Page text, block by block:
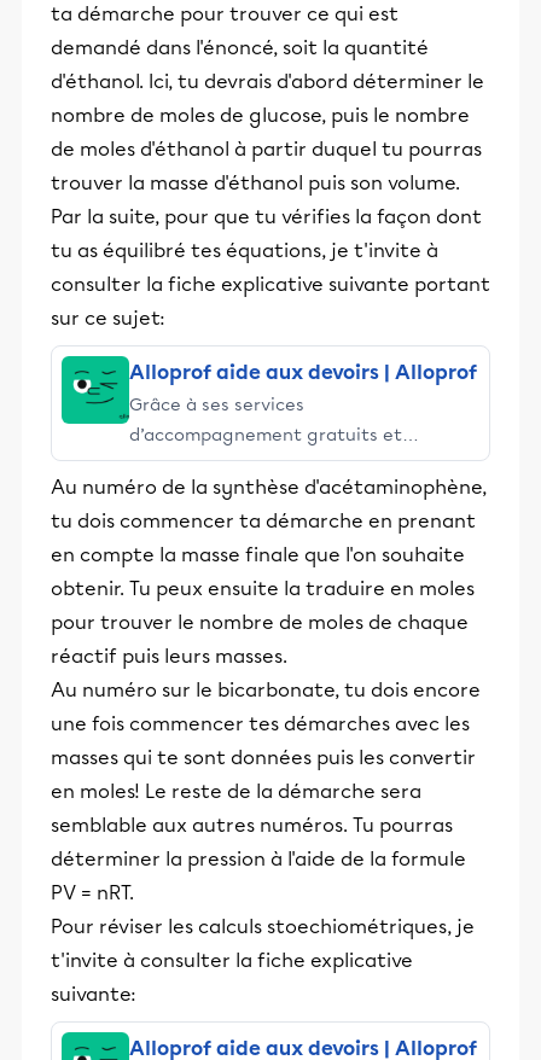
ta démarche pour trouver ce qui est
demandé dans l'énoncé, soit la quantité
d'éthanol. Ici, tu devrais d'abord déterminer le
nombre de moles de glucose, puis le nombre
de moles d'éthanol à partir duquel tu pourras
trouver la masse d'éthanol puis son volume.
Par la suite, pour que tu vérifies la façon dont
tu as équilibré tes équations, je t'invite à
consulter la fiche explicative suivante portant
sur ce sujet:
Alloprof aide aux devoirs | Alloprof
Grâce à ses services
d’accompagnement gratuits et
stimulants, Alloprof engage les élèves
et leurs parents dans la réussite
éducative.
Au numéro de la synthèse d'acétaminophène,
tu dois commencer ta démarche en prenant
en compte la masse finale que l'on souhaite
obtenir. Tu peux ensuite la traduire en moles
pour trouver le nombre de moles de chaque
réactif puis leurs masses.
Au numéro sur le bicarbonate, tu dois encore
une fois commencer tes démarches avec les
masses qui te sont données puis les convertir
en moles! Le reste de la démarche sera
semblable aux autres numéros. Tu pourras
déterminer la pression à l'aide de la formule
PV = nRT.
Pour réviser les calculs stoechiométriques, je
t'invite à consulter la fiche explicative
suivante:
Alloprof aide aux devoirs | Alloprof